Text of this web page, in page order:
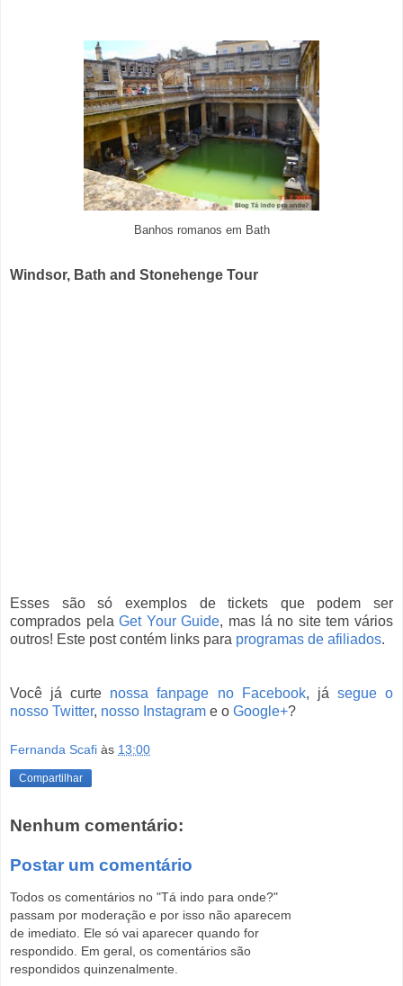
Banhos romanos em Bath
Windsor, Bath and Stonehenge Tour
Esses são só exemplos de tickets que podem ser
comprados pelaGet Your Guide, mas lá no site tem vários
outros! Este post contém links para programas de afiliados.
Você já curte nossa fanpage no Facebook, já segue o
nosso Twitter, nosso Instagram e o Google+?
Fernanda Scafi às 13:00
Compartilhar
Nenhum comentário:
Postar um comentário
Todos os comentários no "Tá indo para onde?"
passam por moderação e por isso não aparecem
de imediato. Ele só vai aparecer quando for
respondido. Em geral, os comentários são
respondidos quinzenalmente.